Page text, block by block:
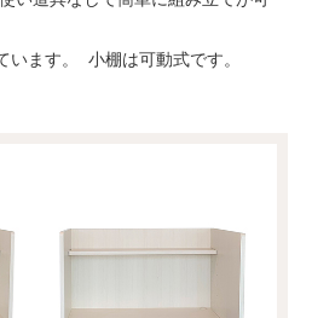
います。 小棚は可動式です。